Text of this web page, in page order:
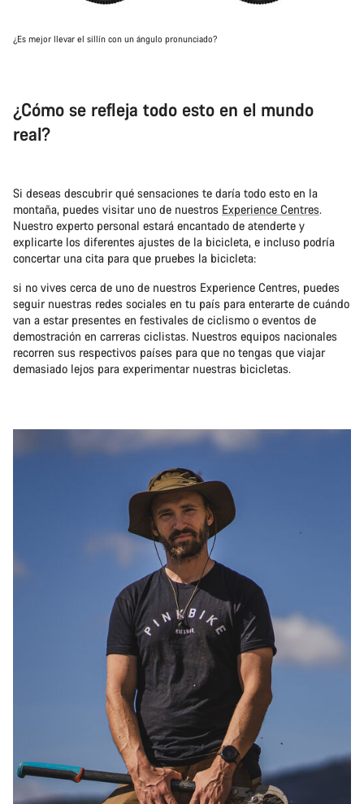
¿Es mejor llevar el sillín con un ángulo pronunciado?
¿Cómo se refleja todo esto en el mundo
real?
Si deseas descubrir qué sensaciones te daría todo esto en la
montaña, puedes visitar uno de nuestros Experience Centres.
Nuestro experto personal estará encantado de atenderte y
explicarte los diferentes ajustes de la bicicleta, e incluso podría
concertar una cita para que pruebes la bicicleta:
si no vives cerca de uno de nuestros Experience Centres, puedes
seguir nuestras redes sociales en tu país para enterarte de cuándo
van a estar presentes en festivales de ciclismo o eventos de
demostración en carreras ciclistas. Nuestros equipos nacionales
recorren sus respectivos países para que no tengas que viajar
demasiado lejos para experimentar nuestras bicicletas.